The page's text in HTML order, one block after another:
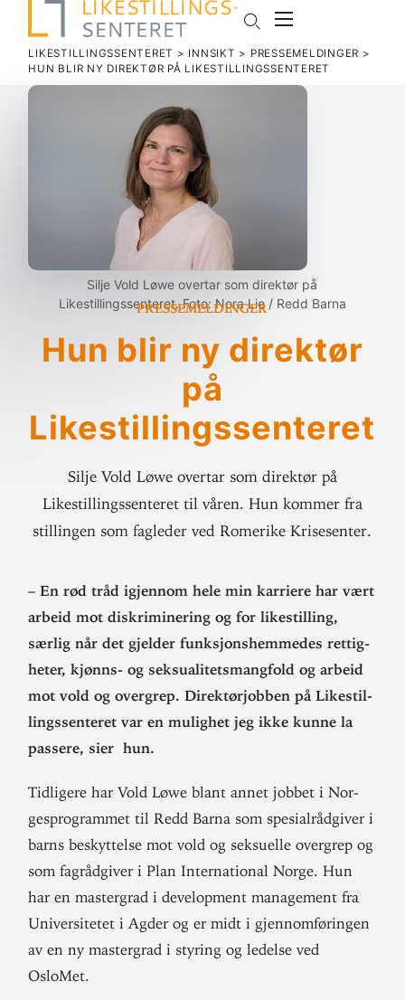
LIKESTILLINGSSENTERET > INNSIKT > PRESSEMELDINGER >
HUN BLIR NY DIREKTØR PÅ LIKESTILLINGSSENTERET
Silje Vold Løwe overtar som direktør på
Likestillingssenteret. Foto: Nora Lie / Redd Barna
Pressemeldinger
Hun blir ny direktør
på
Likestillingssenteret
Silje Vold Løwe overtar som direktør på
Likestillingssenteret til våren. Hun kommer fra
stillingen som fagleder ved Romerike Krisesenter.
– En rød tråd igjennom hele min kar­riere har vært
arbeid mot dis­kri­mi­nering og for like­stilling,
særlig når det gjelder funk­sjons­hem­medes ret­tig­
heter, kjønns- og sek­su­ali­tets­mangfold og arbeid
mot vold og overgrep. Direk­tør­jobben på Like­stil­
lings­sen­teret var en mulighet jeg ikke kunne la
passere, sier hun.
Tid­ligere har Vold Løwe blant annet jobbet i Nor­
ges­pro­grammet til Redd Barna som spe­sial­råd­giver i
barns beskyt­telse mot vold og sek­suelle overgrep og
som fag­råd­giver i Plan Inter­na­tional Norge. Hun
har en mas­tergrad i devel­opment mana­gement fra
Uni­ver­si­tetet i Agder og er midt i gjen­nom­fø­ringen
av en ny mas­tergrad i styring og ledelse ved
OsloMet.